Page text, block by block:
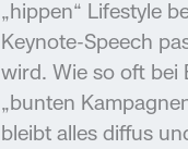
„hippen“ Lifestyle
Keynote-Speech
wird. Wie so oft bei
„bunten
bleibt alles diffus